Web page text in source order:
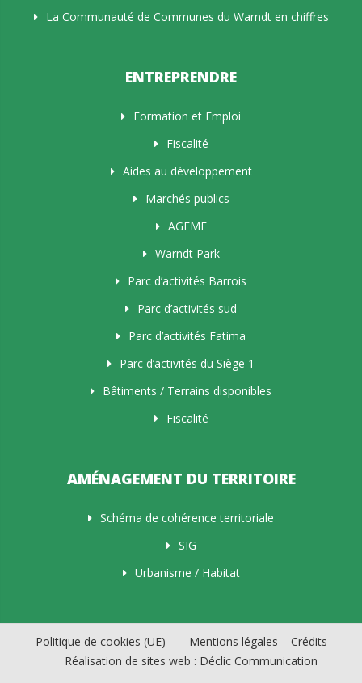
La Communauté de Communes du Warndt en chiffres
ENTREPRENDRE
Formation et Emploi
Fiscalité
Aides au développement
Marchés publics
AGEME
Warndt Park
Parc d’activités Barrois
Parc d’activités sud
Parc d’activités Fatima
Parc d’activités du Siège 1
Bâtiments / Terrains disponibles
Fiscalité
AMÉNAGEMENT DU TERRITOIRE
Schéma de cohérence territoriale
SIG
Urbanisme / Habitat
Politique de cookies (UE)
Mentions légales – Crédits
Réalisation de sites web : Déclic Communication